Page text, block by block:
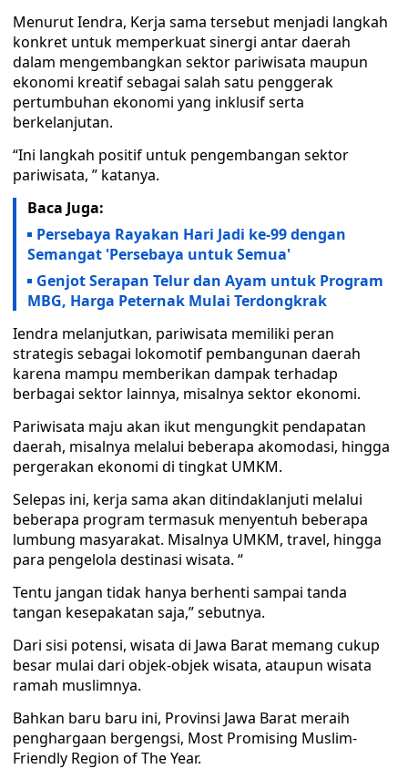
Menurut Iendra, Kerja sama tersebut menjadi langkah
konkret untuk memperkuat sinergi antar daerah
dalam mengembangkan sektor pariwisata maupun
ekonomi kreatif sebagai salah satu penggerak
pertumbuhan ekonomi yang inklusif serta
berkelanjutan.
“Ini langkah positif untuk pengembangan sektor
pariwisata, ” katanya.
Baca Juga:
Persebaya Rayakan Hari Jadi ke-99 dengan
Semangat 'Persebaya untuk Semua'
Genjot Serapan Telur dan Ayam untuk Program
MBG, Harga Peternak Mulai Terdongkrak
Iendra melanjutkan, pariwisata memiliki peran
strategis sebagai lokomotif pembangunan daerah
karena mampu memberikan dampak terhadap
berbagai sektor lainnya, misalnya sektor ekonomi.
Pariwisata maju akan ikut mengungkit pendapatan
daerah, misalnya melalui beberapa akomodasi, hingga
pergerakan ekonomi di tingkat UMKM.
Selepas ini, kerja sama akan ditindaklanjuti melalui
beberapa program termasuk menyentuh beberapa
lumbung masyarakat. Misalnya UMKM, travel, hingga
para pengelola destinasi wisata. “
Tentu jangan tidak hanya berhenti sampai tanda
tangan kesepakatan saja,” sebutnya.
Dari sisi potensi, wisata di Jawa Barat memang cukup
besar mulai dari objek-objek wisata, ataupun wisata
ramah muslimnya.
Bahkan baru baru ini, Provinsi Jawa Barat meraih
penghargaan bergengsi, Most Promising Muslim-
Friendly Region of The Year.